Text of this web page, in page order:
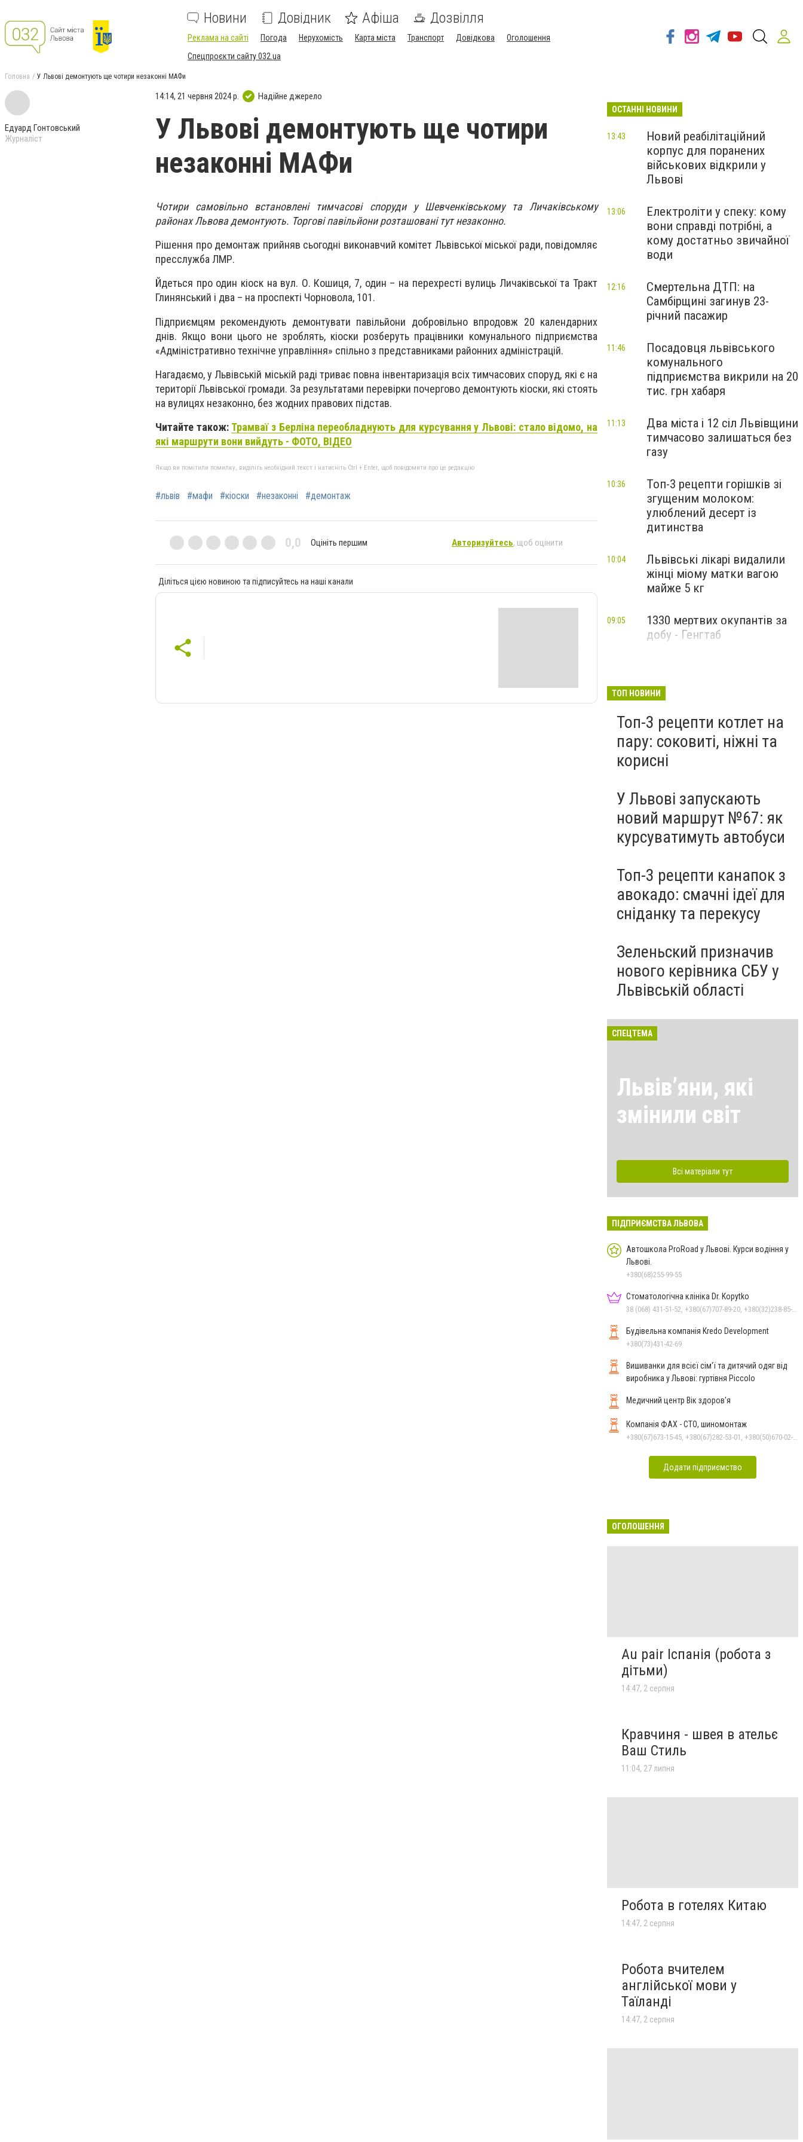
Новини Довідник Афіша Дозвілля
Реклама на сайті Погода Нерухомість Карта міста Транспорт Довідкова
Оголошення
Спецпроєкти сайту 032.ua
Головна У Львові демонтують ще чотири незаконні МАФи
Едуард Гонтовський
Журналіст
14:14, 21 червня 2024 р. Надійне джерело
У Львові демонтують ще чотири
незаконні МАФи
Чотири самовільно встановлені тимчасові споруди у Шевченківському та Личаківському
районах Львова демонтують. Торгові павільйони розташовані тут незаконно.
Рішення про демонтаж прийняв сьогодні виконавчий комітет Львівської міської ради, повідомляє
пресслужба ЛМР.
Йдеться про один кіоск на вул. О. Кошиця, 7, один – на перехресті вулиць Личаківської та Тракт
Глинянський і два – на проспекті Чорновола, 101.
Підприємцям рекомендують демонтувати павільйони добровільно впродовж 20 календарних
днів. Якщо вони цього не зроблять, кіоски розберуть працівники комунального підприємства
«Адміністративно технічне управління» спільно з представниками районних адміністрацій.
Нагадаємо, у Львівській міській раді триває повна інвентаризація всіх тимчасових споруд, які є на
території Львівської громади. За результатами перевірки почергово демонтують кіоски, які стоять
на вулицях незаконно, без жодних правових підстав.
Читайте також: Трамваї з Берліна переобладнують для курсування у Львові: стало відомо, на
які маршрути вони вийдуть - ФОТО, ВІДЕО
Якщо ви помітили помилку, виділіть необхідний текст і натисніть Ctrl + Enter, щоб повідомити про це редакцію
#львів #мафи #кіоски #незаконні #демонтаж
0,0 Оцініть першим Авторизуйтесь, щоб оцінити
Діліться цією новиною та підписуйтесь на наші канали
ОСТАННІ НОВИНИ
Новий реабілітаційний
корпус для поранених
військових відкрили у
Львові
13:43
Електроліти у спеку: кому
вони справді потрібні, а
кому достатньо звичайної
води
13:06
Смертельна ДТП: на
Самбірщині загинув 23-
річний пасажир
12:16
Посадовця львівського
комунального
підприємства викрили на 20
тис. грн хабаря
11:46
Два міста і 12 сіл Львівщини
тимчасово залишаться без
газу
11:13
Топ-3 рецепти горішків зі
згущеним молоком:
улюблений десерт із
дитинства
10:36
Львівські лікарі видалили
жінці міому матки вагою
майже 5 кг
10:04
1330 мертвих окупантів за
добу - Генгтаб
09:05
ТОП НОВИНИ
Топ-3 рецепти котлет на
пару: соковиті, ніжні та
корисні
У Львові запускають
новий маршрут №67: як
курсуватимуть автобуси
Топ-3 рецепти канапок з
авокадо: смачні ідеї для
сніданку та перекусу
Зеленьский призначив
нового керівника СБУ у
Львівській області
СПЕЦТЕМА
Львівʼяни, які
змінили світ
Всі матеріали тут
ПІДПРИЄМСТВА ЛЬВОВА
Автошкола ProRoad у Львові. Курси водіння у
Львові.
+380(68)255-99-55
Стоматологічна клініка Dr. Kopytko
Будівельна компанія Kredo Development
+380(73)431-42-69
Вишиванки для всієї сім'ї та дитячий одяг від
виробника у Львові: гуртівня Piccolo
Медичний центр Вік здоров'я
Компанія ФАХ - СТО, шиномонтаж
Додати підприємство
ОГОЛОШЕННЯ
Au pair Іспанія (робота з
дітьми)
14:47, 2 серпня
Кравчиня - швея в ательє
Ваш Стиль
11:04, 27 липня
Робота в готелях Китаю
14:47, 2 серпня
Робота вчителем
англійської мови у
Таїланді
14:47, 2 серпня